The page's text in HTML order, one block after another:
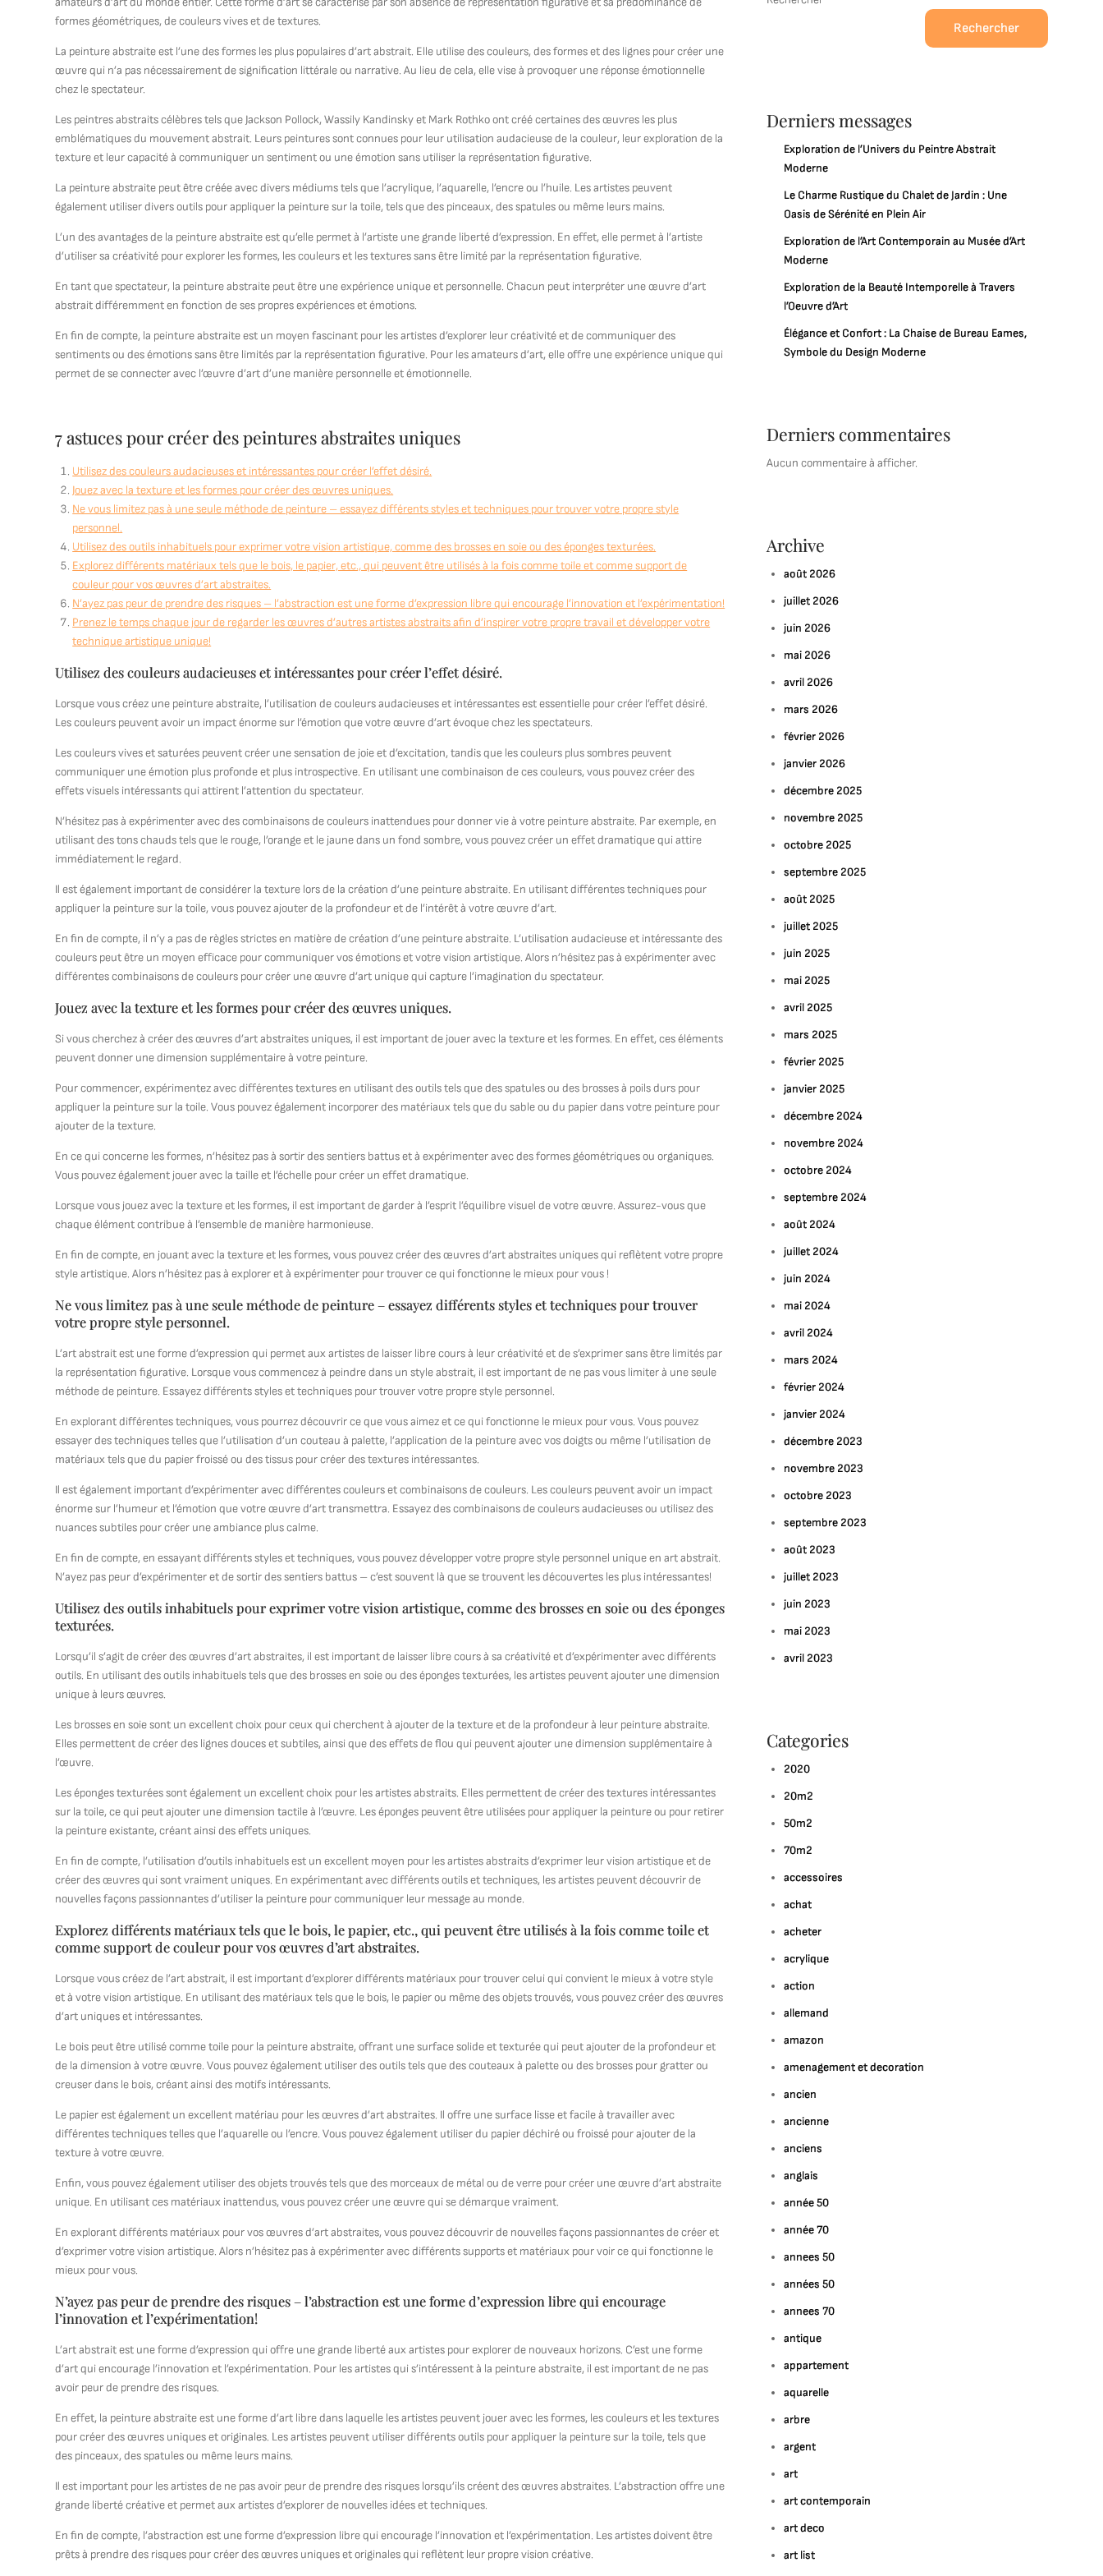
formes géométriques, de couleurs vives et de textures.
La peinture abstraite est l’une des formes les plus populaires d’art abstrait. Elle utilise des couleurs, des formes et des lignes pour créer une
œuvre qui n’a pas nécessairement de signification littérale ou narrative. Au lieu de cela, elle vise à provoquer une réponse émotionnelle
chez le spectateur.
Les peintres abstraits célèbres tels que Jackson Pollock, Wassily Kandinsky et Mark Rothko ont créé certaines des œuvres les plus
emblématiques du mouvement abstrait. Leurs peintures sont connues pour leur utilisation audacieuse de la couleur, leur exploration de la
texture et leur capacité à communiquer un sentiment ou une émotion sans utiliser la représentation figurative.
La peinture abstraite peut être créée avec divers médiums tels que l’acrylique, l’aquarelle, l’encre ou l’huile. Les artistes peuvent
également utiliser divers outils pour appliquer la peinture sur la toile, tels que des pinceaux, des spatules ou même leurs mains.
L’un des avantages de la peinture abstraite est qu’elle permet à l’artiste une grande liberté d’expression. En effet, elle permet à l’artiste
d’utiliser sa créativité pour explorer les formes, les couleurs et les textures sans être limité par la représentation figurative.
En tant que spectateur, la peinture abstraite peut être une expérience unique et personnelle. Chacun peut interpréter une œuvre d’art
abstrait différemment en fonction de ses propres expériences et émotions.
En fin de compte, la peinture abstraite est un moyen fascinant pour les artistes d’explorer leur créativité et de communiquer des
sentiments ou des émotions sans être limités par la représentation figurative. Pour les amateurs d’art, elle offre une expérience unique qui
permet de se connecter avec l’œuvre d’art d’une manière personnelle et émotionnelle.
7 astuces pour créer des peintures abstraites uniques
Utilisez des couleurs audacieuses et intéressantes pour créer l’effet désiré.
Jouez avec la texture et les formes pour créer des œuvres uniques.
Ne vous limitez pas à une seule méthode de peinture – essayez différents styles et techniques pour trouver votre propre style
personnel.
Utilisez des outils inhabituels pour exprimer votre vision artistique, comme des brosses en soie ou des éponges texturées.
Explorez différents matériaux tels que le bois, le papier, etc., qui peuvent être utilisés à la fois comme toile et comme support de
couleur pour vos œuvres d’art abstraites.
N’ayez pas peur de prendre des risques – l’abstraction est une forme d’expression libre qui encourage l’innovation et l’expérimentation!
Prenez le temps chaque jour de regarder les œuvres d’autres artistes abstraits afin d’inspirer votre propre travail et développer votre
technique artistique unique!
Utilisez des couleurs audacieuses et intéressantes pour créer l’effet désiré.
Lorsque vous créez une peinture abstraite, l’utilisation de couleurs audacieuses et intéressantes est essentielle pour créer l’effet désiré.
Les couleurs peuvent avoir un impact énorme sur l’émotion que votre œuvre d’art évoque chez les spectateurs.
Les couleurs vives et saturées peuvent créer une sensation de joie et d’excitation, tandis que les couleurs plus sombres peuvent
communiquer une émotion plus profonde et plus introspective. En utilisant une combinaison de ces couleurs, vous pouvez créer des
effets visuels intéressants qui attirent l’attention du spectateur.
N’hésitez pas à expérimenter avec des combinaisons de couleurs inattendues pour donner vie à votre peinture abstraite. Par exemple, en
utilisant des tons chauds tels que le rouge, l’orange et le jaune dans un fond sombre, vous pouvez créer un effet dramatique qui attire
immédiatement le regard.
Il est également important de considérer la texture lors de la création d’une peinture abstraite. En utilisant différentes techniques pour
appliquer la peinture sur la toile, vous pouvez ajouter de la profondeur et de l’intérêt à votre œuvre d’art.
En fin de compte, il n’y a pas de règles strictes en matière de création d’une peinture abstraite. L’utilisation audacieuse et intéressante des
couleurs peut être un moyen efficace pour communiquer vos émotions et votre vision artistique. Alors n’hésitez pas à expérimenter avec
différentes combinaisons de couleurs pour créer une œuvre d’art unique qui capture l’imagination du spectateur.
Jouez avec la texture et les formes pour créer des œuvres uniques.
Si vous cherchez à créer des œuvres d’art abstraites uniques, il est important de jouer avec la texture et les formes. En effet, ces éléments
peuvent donner une dimension supplémentaire à votre peinture.
Pour commencer, expérimentez avec différentes textures en utilisant des outils tels que des spatules ou des brosses à poils durs pour
appliquer la peinture sur la toile. Vous pouvez également incorporer des matériaux tels que du sable ou du papier dans votre peinture pour
ajouter de la texture.
En ce qui concerne les formes, n’hésitez pas à sortir des sentiers battus et à expérimenter avec des formes géométriques ou organiques.
Vous pouvez également jouer avec la taille et l’échelle pour créer un effet dramatique.
Lorsque vous jouez avec la texture et les formes, il est important de garder à l’esprit l’équilibre visuel de votre œuvre. Assurez-vous que
chaque élément contribue à l’ensemble de manière harmonieuse.
En fin de compte, en jouant avec la texture et les formes, vous pouvez créer des œuvres d’art abstraites uniques qui reflètent votre propre
style artistique. Alors n’hésitez pas à explorer et à expérimenter pour trouver ce qui fonctionne le mieux pour vous !
Ne vous limitez pas à une seule méthode de peinture – essayez différents styles et techniques pour trouver
votre propre style personnel.
L’art abstrait est une forme d’expression qui permet aux artistes de laisser libre cours à leur créativité et de s’exprimer sans être limités par
la représentation figurative. Lorsque vous commencez à peindre dans un style abstrait, il est important de ne pas vous limiter à une seule
méthode de peinture. Essayez différents styles et techniques pour trouver votre propre style personnel.
En explorant différentes techniques, vous pourrez découvrir ce que vous aimez et ce qui fonctionne le mieux pour vous. Vous pouvez
essayer des techniques telles que l’utilisation d’un couteau à palette, l’application de la peinture avec vos doigts ou même l’utilisation de
matériaux tels que du papier froissé ou des tissus pour créer des textures intéressantes.
Il est également important d’expérimenter avec différentes couleurs et combinaisons de couleurs. Les couleurs peuvent avoir un impact
énorme sur l’humeur et l’émotion que votre œuvre d’art transmettra. Essayez des combinaisons de couleurs audacieuses ou utilisez des
nuances subtiles pour créer une ambiance plus calme.
En fin de compte, en essayant différents styles et techniques, vous pouvez développer votre propre style personnel unique en art abstrait.
N’ayez pas peur d’expérimenter et de sortir des sentiers battus – c’est souvent là que se trouvent les découvertes les plus intéressantes!
Utilisez des outils inhabituels pour exprimer votre vision artistique, comme des brosses en soie ou des éponges
texturées.
Lorsqu’il s’agit de créer des œuvres d’art abstraites, il est important de laisser libre cours à sa créativité et d’expérimenter avec différents
outils. En utilisant des outils inhabituels tels que des brosses en soie ou des éponges texturées, les artistes peuvent ajouter une dimension
unique à leurs œuvres.
Les brosses en soie sont un excellent choix pour ceux qui cherchent à ajouter de la texture et de la profondeur à leur peinture abstraite.
Elles permettent de créer des lignes douces et subtiles, ainsi que des effets de flou qui peuvent ajouter une dimension supplémentaire à
l’œuvre.
Les éponges texturées sont également un excellent choix pour les artistes abstraits. Elles permettent de créer des textures intéressantes
sur la toile, ce qui peut ajouter une dimension tactile à l’œuvre. Les éponges peuvent être utilisées pour appliquer la peinture ou pour retirer
la peinture existante, créant ainsi des effets uniques.
En fin de compte, l’utilisation d’outils inhabituels est un excellent moyen pour les artistes abstraits d’exprimer leur vision artistique et de
créer des œuvres qui sont vraiment uniques. En expérimentant avec différents outils et techniques, les artistes peuvent découvrir de
nouvelles façons passionnantes d’utiliser la peinture pour communiquer leur message au monde.
Explorez différents matériaux tels que le bois, le papier, etc., qui peuvent être utilisés à la fois comme toile et
comme support de couleur pour vos œuvres d’art abstraites.
Lorsque vous créez de l’art abstrait, il est important d’explorer différents matériaux pour trouver celui qui convient le mieux à votre style
et à votre vision artistique. En utilisant des matériaux tels que le bois, le papier ou même des objets trouvés, vous pouvez créer des œuvres
d’art uniques et intéressantes.
Le bois peut être utilisé comme toile pour la peinture abstraite, offrant une surface solide et texturée qui peut ajouter de la profondeur et
de la dimension à votre œuvre. Vous pouvez également utiliser des outils tels que des couteaux à palette ou des brosses pour gratter ou
creuser dans le bois, créant ainsi des motifs intéressants.
Le papier est également un excellent matériau pour les œuvres d’art abstraites. Il offre une surface lisse et facile à travailler avec
différentes techniques telles que l’aquarelle ou l’encre. Vous pouvez également utiliser du papier déchiré ou froissé pour ajouter de la
texture à votre œuvre.
Enfin, vous pouvez également utiliser des objets trouvés tels que des morceaux de métal ou de verre pour créer une œuvre d’art abstraite
unique. En utilisant ces matériaux inattendus, vous pouvez créer une œuvre qui se démarque vraiment.
En explorant différents matériaux pour vos œuvres d’art abstraites, vous pouvez découvrir de nouvelles façons passionnantes de créer et
d’exprimer votre vision artistique. Alors n’hésitez pas à expérimenter avec différents supports et matériaux pour voir ce qui fonctionne le
mieux pour vous.
N’ayez pas peur de prendre des risques – l’abstraction est une forme d’expression libre qui encourage
l’innovation et l’expérimentation!
L’art abstrait est une forme d’expression qui offre une grande liberté aux artistes pour explorer de nouveaux horizons. C’est une forme
d’art qui encourage l’innovation et l’expérimentation. Pour les artistes qui s’intéressent à la peinture abstraite, il est important de ne pas
avoir peur de prendre des risques.
En effet, la peinture abstraite est une forme d’art libre dans laquelle les artistes peuvent jouer avec les formes, les couleurs et les textures
pour créer des œuvres uniques et originales. Les artistes peuvent utiliser différents outils pour appliquer la peinture sur la toile, tels que
des pinceaux, des spatules ou même leurs mains.
Il est important pour les artistes de ne pas avoir peur de prendre des risques lorsqu’ils créent des œuvres abstraites. L’abstraction offre une
grande liberté créative et permet aux artistes d’explorer de nouvelles idées et techniques.
En fin de compte, l’abstraction est une forme d’expression libre qui encourage l’innovation et l’expérimentation. Les artistes doivent être
prêts à prendre des risques pour créer des œuvres uniques et originales qui reflètent leur propre vision créative.
Rechercher
Derniers messages
Exploration de l’Univers du Peintre Abstrait
Moderne
Le Charme Rustique du Chalet de Jardin : Une
Oasis de Sérénité en Plein Air
Exploration de l’Art Contemporain au Musée d’Art
Moderne
Exploration de la Beauté Intemporelle à Travers
l’Oeuvre d’Art
Élégance et Confort : La Chaise de Bureau Eames,
Symbole du Design Moderne
Derniers commentaires
Aucun commentaire à afficher.
Archive
août 2026
juillet 2026
juin 2026
mai 2026
avril 2026
mars 2026
février 2026
janvier 2026
décembre 2025
novembre 2025
octobre 2025
septembre 2025
août 2025
juillet 2025
juin 2025
mai 2025
avril 2025
mars 2025
février 2025
janvier 2025
décembre 2024
novembre 2024
octobre 2024
septembre 2024
août 2024
juillet 2024
juin 2024
mai 2024
avril 2024
mars 2024
février 2024
janvier 2024
décembre 2023
novembre 2023
octobre 2023
septembre 2023
août 2023
juillet 2023
juin 2023
mai 2023
avril 2023
Categories
2020
20m2
50m2
70m2
accessoires
achat
acheter
acrylique
action
allemand
amazon
amenagement et decoration
ancien
ancienne
anciens
anglais
année 50
année 70
annees 50
années 50
annees 70
antique
appartement
aquarelle
arbre
argent
art
art contemporain
art deco
art list